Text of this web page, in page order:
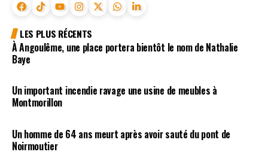
LES PLUS RÉCENTS
À Angoulême, une place portera bientôt le nom de Nathalie
Baye
Un important incendie ravage une usine de meubles à
Montmorillon
Un homme de 64 ans meurt après avoir sauté du pont de
Noirmoutier